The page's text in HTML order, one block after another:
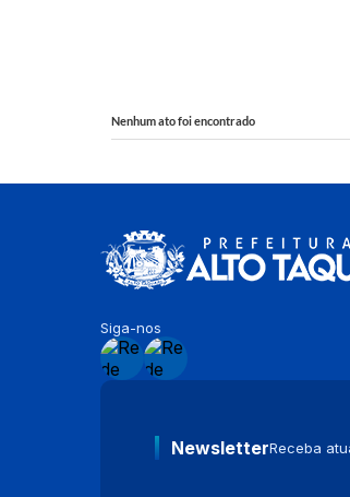
Nenhum ato foi encontrado
Siga-nos
NewsletterReceba